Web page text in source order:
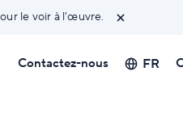
le voir à l'œuvre.
Contactez-nous FR